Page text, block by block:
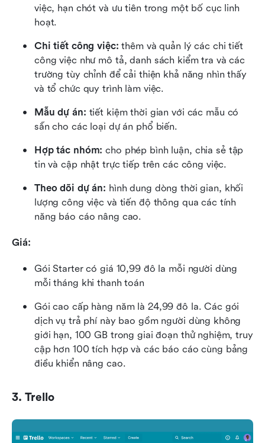
việc, hạn chót và ưu tiên trong một bố cục linh
hoạt.
Chi tiết công việc: thêm và quản lý các chi tiết
công việc như mô tả, danh sách kiểm tra và các
trường tùy chỉnh để cải thiện khả năng nhìn thấy
và tổ chức quy trình làm việc.
Mẫu dự án: tiết kiệm thời gian với các mẫu có
sẵn cho các loại dự án phổ biến.
Hợp tác nhóm: cho phép bình luận, chia sẻ tập
tin và cập nhật trực tiếp trên các công việc.
Theo dõi dự án: hình dung dòng thời gian, khối
lượng công việc và tiến độ thông qua các tính
năng báo cáo nâng cao.
Giá:
Gói Starter có giá 10,99 đô la mỗi người dùng
mỗi tháng khi thanh toán
Gói cao cấp hàng năm là 24,99 đô la. Các gói
dịch vụ trả phí này bao gồm người dùng không
giới hạn, 100 GB trong giai đoạn thử nghiệm, truy
cập hơn 100 tích hợp và các báo cáo cùng bảng
điều khiển nâng cao.
3. Trello